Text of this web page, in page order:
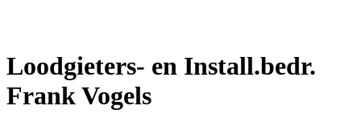
Loodgieters- en Install.bedr.
Frank Vogels